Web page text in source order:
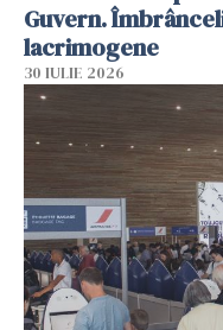
Guvern.
lacrimogene
30 IULIE 2026